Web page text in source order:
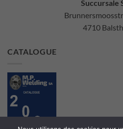
Succursale
4710
CATALOGUE